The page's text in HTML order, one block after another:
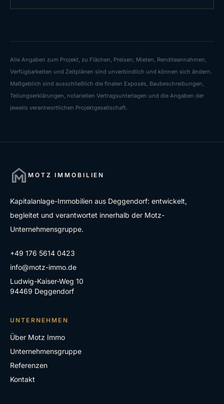
Alle Angaben zum Projekt, zu Flächen, Preisen, Mieten, Renditeannahmen,
Verfügbarkeiten und Zeitplänen sind unverbindlich und können sich ändern.
Maßgeblich sind ausschließlich die finalen Exposés, Baubeschreibungen,
Teilungserklärungen, notariellen Vertragsunterlagen und die Angaben der
jeweils verantwortlichen Projektgesellschaft.
MOTZ IMMOBILIEN
Kapitalanlage-Immobilien aus Deggendorf: entwickelt,
begleitet und verantwortet innerhalb der Motz-
Unternehmensgruppe.
+49 176 5614 0423
info@motz-immo.de
Ludwig-Kaiser-Weg 10
94469 Deggendorf
UNTERNEHMEN
Über Motz Immo
Unternehmensgruppe
Referenzen
Kontakt